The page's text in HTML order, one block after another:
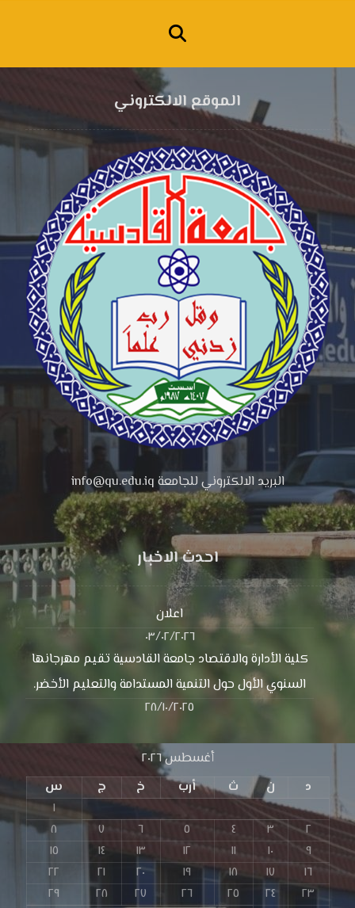
الموقع الالكتروني
البريد الالكتروني للجامعة info@qu.edu.iq
احدث الاخبار
اعلان
٠٣/٠٢/٢٠٢٦
كلية الأدارة والاقتصاد جامعة القادسية تقيم مهرجانها
السنوي الأول حول التنمية المستدامة والتعليم الأخضر.
٢٨/١٠/٢٠٢٥
أغسطس ٢٠٢٦
د
ن ث أرب خ ج
س
١
٢
٣ ٤ ٥ ٦ ٧
٨
٩
١٠ ١١ ١٢ ١٣ ١٤
١٥
١٦
١٧ ١٨ ١٩ ٢٠ ٢١
٢٢
٢٣
٢٤ ٢٥ ٢٦ ٢٧ ٢٨
٢٩